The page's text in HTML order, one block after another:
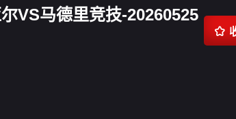
VS马德里竞技-20260525
